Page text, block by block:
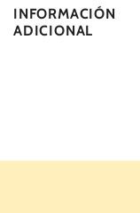
INFORMACIÓN
ADICIONAL